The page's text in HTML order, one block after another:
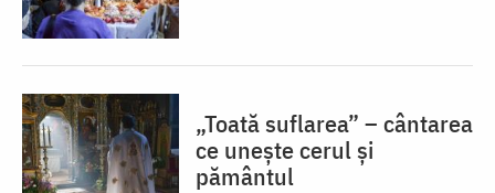
„Toată suflarea” – cântarea
ce unește cerul și
pământul